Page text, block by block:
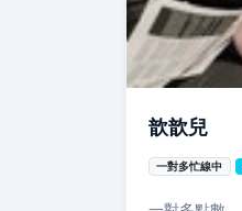
歆歆兒
一對多忙線中